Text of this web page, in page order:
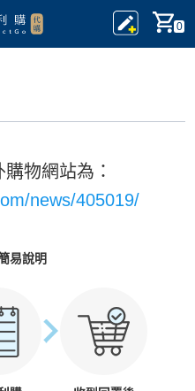
0
物網站為：
news/405019/
易說明